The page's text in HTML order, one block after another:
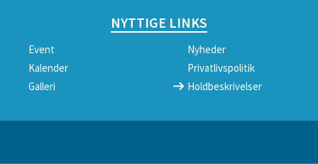
NYTTIGE LINKS
Event
Nyheder
Kalender
Privatlivspolitik
Galleri
Holdbeskrivelser